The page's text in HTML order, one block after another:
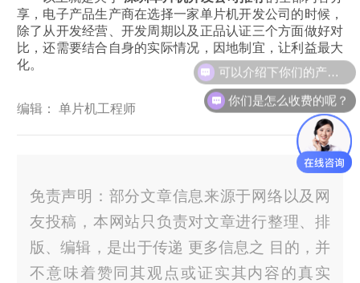
享，电子产品生产商在选择一家单片机开发公司的时候，
除了从开发经营、开发周期以及正品认证三个方面做好对
比，还需要结合自身的实际情况，因地制宜，让利益最大
化。
编辑： 单片机工程师
免责声明：部分文章信息来源于网络以及网
友投稿，本网站只负责对文章进行整理、排
版、编辑，是出于传递 更多信息之 目的，并
不意味着赞同其观点或证实其内容的真实
可以介绍下你们的产品么？
你们是怎么收费的呢？